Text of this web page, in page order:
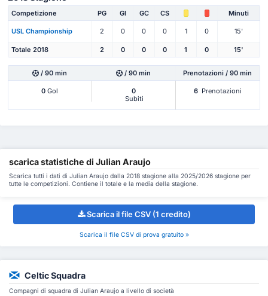
Competizione PG Gl GC CS Minuti
USL Championship 2 0 0 0 1 0 15'
Totale 2018 2 0 0 0 1 0 15'
/ 90 min / 90 min Prenotazioni / 90 min
0 Gol
0
Subiti
6 Prenotazioni
scarica statistiche di Julian Araujo
Scarica tutti i dati di Julian Araujo dalla 2018 stagione alla 2025/2026 stagione per
tutte le competizioni. Contiene il totale e la media della stagione.
Scarica il file CSV (1 credito)
Scarica il file CSV di prova gratuito »
Celtic Squadra
Compagni di squadra di Julian Araujo a livello di società